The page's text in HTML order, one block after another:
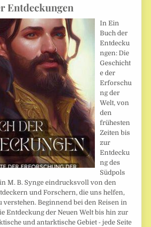
Entdeckungen
In Ein
Buch der
Entdecku
ngen: Die
Geschicht
e der
Erforschu
ng der
Welt, von
den
frühesten
Zeiten bis
zur
Entdecku
ng des
Südpols
M. B. Synge eindrucksvoll von den
und Forschern, die uns helfen,
verstehen. Beginnend bei den Reisen in
Entdeckung der Neuen Welt bis hin zur
und antarktische Gebiet - jede Seite